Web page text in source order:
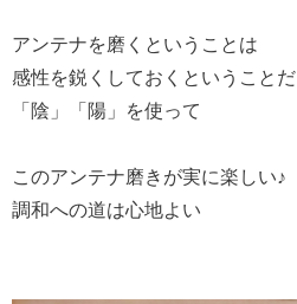
アンテナを磨くということは
感性を鋭くしておくということだ
「陰」「陽」を使って
このアンテナ磨きが実に楽しい♪
調和への道は心地よい